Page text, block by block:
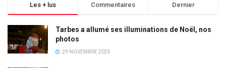
Les + lus Commentaires Dernier
Tarbes a allumé ses illuminations de Noël, nos
photos
29 NOVEMBRE 2025